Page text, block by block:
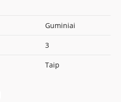
Guminiai
3
Taip